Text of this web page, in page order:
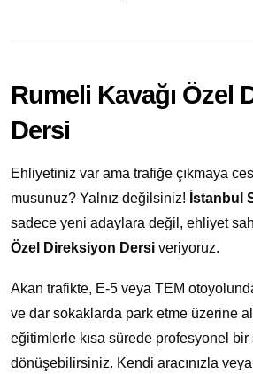
Rumeli Kavağı Özel
Dersi
Ehliyetiniz var ama trafiğe çıkmaya
musunuz? Yalnız değilsiniz! İstanbul
sadece yeni adaylara değil, ehliyet
Özel Direksiyon Dersi veriyoruz.
Akan trafikte, E-5 veya TEM
ve dar sokaklarda park etme üzerine
eğitimlerle kısa sürede profesyonel bir
dönüşebilirsiniz. Kendi aracınızla veya